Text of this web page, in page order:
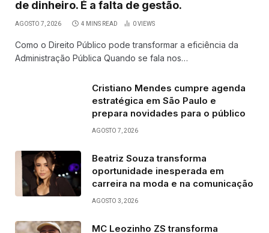
de dinheiro. É a falta de gestão.
AGOSTO 7, 2026 4 MINS READ 0VIEWS
Como o Direito Público pode transformar a eficiência da
Administração Pública Quando se fala nos…
Cristiano Mendes cumpre agenda
estratégica em São Paulo e
prepara novidades para o público
AGOSTO 7, 2026
Beatriz Souza transforma
oportunidade inesperada em
carreira na moda e na comunicação
AGOSTO 3, 2026
MC Leozinho ZS transforma